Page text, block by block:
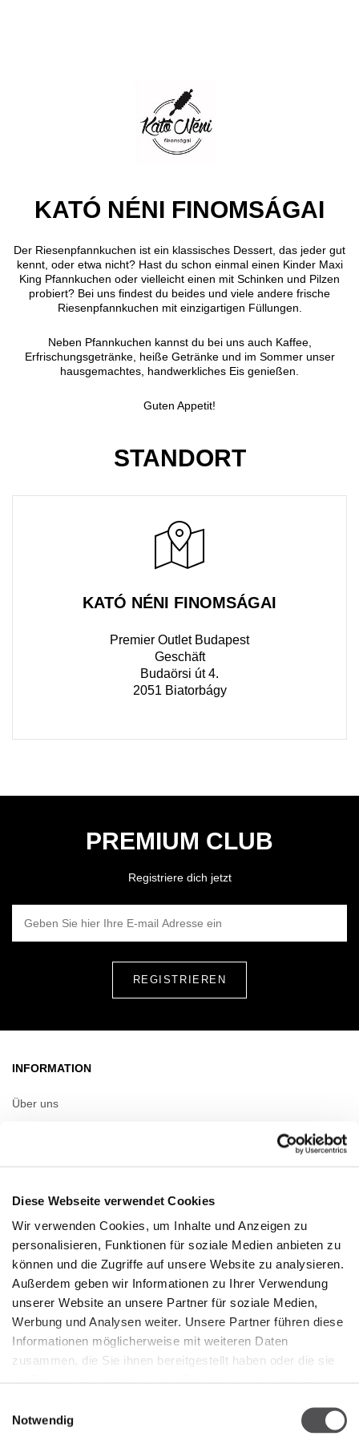
Diese Webseite verwendet Cookies
Wir verwenden Cookies, um Inhalte und Anzeigen zu
personalisieren, Funktionen für soziale Medien anbieten zu
können und die Zugriffe auf unsere Website zu analysieren.
Außerdem geben wir Informationen zu Ihrer Verwendung
unserer Website an unsere Partner für soziale Medien,
Werbung und Analysen weiter. Unsere Partner führen diese
Informationen möglicherweise mit weiteren Daten
zusammen, die Sie ihnen bereitgestellt haben oder die sie
Notwendig
KATÓ NÉNI FINOMSÁGAI
Der Riesenpfannkuchen ist ein klassisches Dessert, das jeder gut
kennt, oder etwa nicht? Hast du schon einmal einen Kinder Maxi
King Pfannkuchen oder vielleicht einen mit Schinken und Pilzen
probiert? Bei uns findest du beides und viele andere frische
Riesenpfannkuchen mit einzigartigen Füllungen.
Neben Pfannkuchen kannst du bei uns auch Kaffee,
Erfrischungsgetränke, heiße Getränke und im Sommer unser
hausgemachtes, handwerkliches Eis genießen.
Guten Appetit!
STANDORT
KATÓ NÉNI FINOMSÁGAI
Premier Outlet Budapest
Geschäft
Budaörsi út 4.
2051 Biatorbágy
PREMIUM CLUB
Registriere dich jetzt
INFORMATION
Über uns
ÖFFNUNGSZEITEN
Öffnungszeiten
Montag
10:00 - 20:00
10:00 - 20:00
10:00 - 20:00
Donnerstag
10:00 - 20:00
Freitag
10:00 - 20:00
Samstag
10:00 - 20:00
Detaillierte Öffnungszeiten